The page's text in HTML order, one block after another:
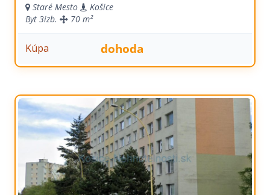
Staré Mesto
Košice
Byt 3izb. 70 m²
Kúpa dohoda